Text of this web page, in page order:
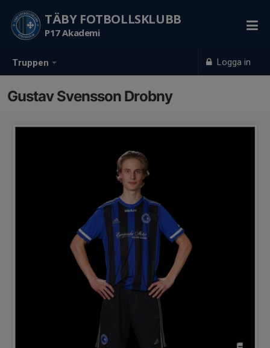
Truppen Logga in
TÄBY FOTBOLLSKLUBB
P17 Akademi
Gustav Svensson Drobny